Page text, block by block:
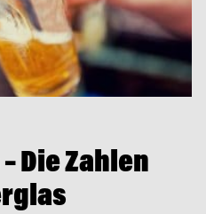
Die Zahlen